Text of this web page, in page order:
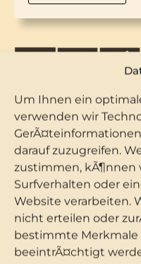
Um Ihnen ein
verwenden wir
darauf zuzugreifen.
zustimmen, kÃ¶nnen
Surfverhalten oder
Website verarbeiten.
nicht erteilen oder
bestimmte
beeintrÃ¤chtigt